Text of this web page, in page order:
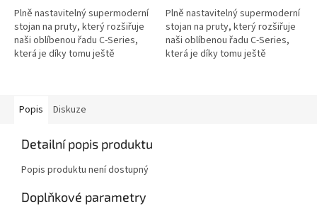
Plně nastavitelný supermoderní
stojan na pruty, který rozšiřuje
naši oblíbenou řadu C-Series,
která je díky tomu ještě
Plně nastavitelný supermoderní
stojan na pruty, který rozšiřuje
naši oblíbenou řadu C-Series,
která je díky tomu ještě
Popis Diskuze
Detailní popis produktu
Popis produktu není dostupný
Doplňkové parametry